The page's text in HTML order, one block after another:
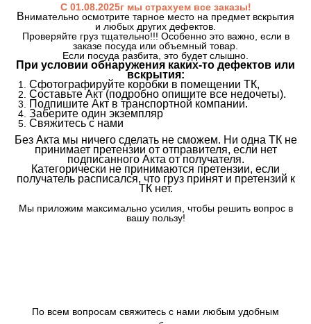
С 01.08.2025г мы страхуем все заказы!
Внимательно осмотрите тарное место на предмет вскрытия
и любых других дефектов.
Проверяйте груз тщательно!!! Особенно это важно, если в
заказе посуда или объемный товар.
Если посуда разбита, это будет слышно.
При условии обнаружения каких-то дефектов или
вскрытия:
Сфотографируйте коробки в помещении ТК,
Составьте Акт (подробно опишите все недочеты).
Подпишите Акт в транспортной компании.
Заберите один экземпляр
Свяжитесь с нами
Без Акта мы ничего сделать не сможем. Ни одна ТК не
принимает претензии от отправителя, если нет
подписанного Акта от получателя.
Категорически не принимаются претензии, если
получатель расписался, что груз принят и претензий к
ТК нет.
Мы приложим максимально усилия, чтобы решить вопрос в
вашу пользу!
По всем вопросам свяжитесь с нами любым удобным